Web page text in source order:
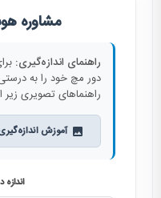
مشاوره
راهنمای اندازه‌گیری:
دور مچ خود را به درستی
راهنماهای تصویری زیر
آموزش